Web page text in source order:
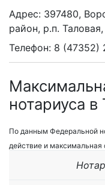
Адрес: 397480,
район, р.п.
Телефон: 8 (47352)
нотариуса в
По данным Федеральной
действие и